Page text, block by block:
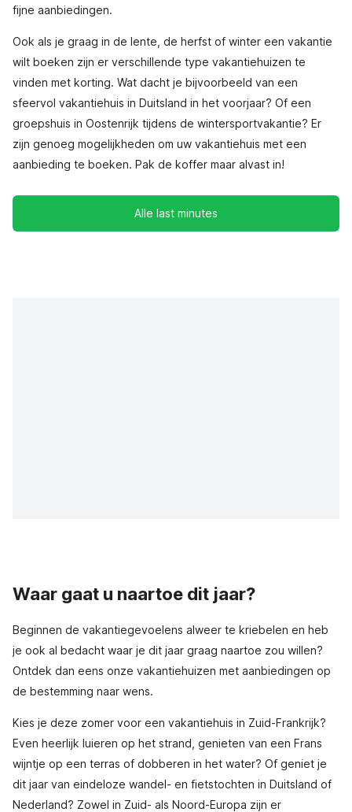
fijne aanbiedingen.
Ook als je graag in de lente, de herfst of winter een vakantie
wilt boeken zijn er verschillende type vakantiehuizen te
vinden met korting. Wat dacht je bijvoorbeeld van een
sfeervol vakantiehuis in Duitsland in het voorjaar? Of een
groepshuis in Oostenrijk tijdens de wintersportvakantie? Er
zijn genoeg mogelijkheden om uw vakantiehuis met een
aanbieding te boeken. Pak de koffer maar alvast in!
Alle last minutes
Waar gaat u naartoe dit jaar?
Beginnen de vakantiegevoelens alweer te kriebelen en heb
je ook al bedacht waar je dit jaar graag naartoe zou willen?
Ontdek dan eens onze vakantiehuizen met aanbiedingen op
de bestemming naar wens.
Kies je deze zomer voor een vakantiehuis in Zuid-Frankrijk?
Even heerlijk luieren op het strand, genieten van een Frans
wijntje op een terras of dobberen in het water? Of geniet je
dit jaar van eindeloze wandel- en fietstochten in Duitsland of
Nederland? Zowel in Zuid- als Noord-Europa zijn er